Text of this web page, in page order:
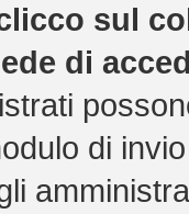
sul
di
di